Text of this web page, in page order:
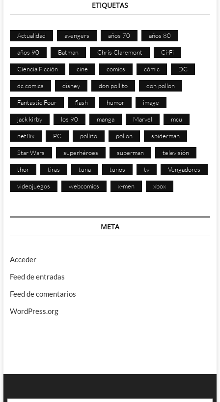
ETIQUETAS
Actualidad avengers años 70 años 80
años 90 Batman Chris Claremont Ci-Fi
Ciencia Ficción cine comics cómic DC
dc comics disney don pollito don pollon
Fantastic Four flash humor image
jack kirby los 90 manga Marvel mcu
netflix PC pollito pollon spiderman
Star Wars superhéroes superman televisión
thor tiras tuna tunos tv Vengadores
videojuegos webcomics x-men xbox
META
Acceder
Feed de entradas
Feed de comentarios
WordPress.org